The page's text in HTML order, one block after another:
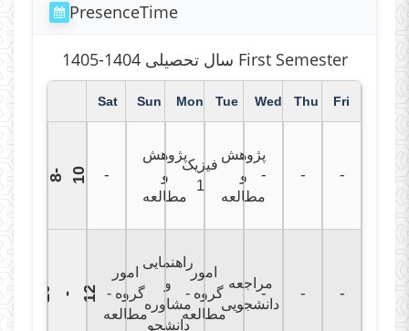
PresenceTime
سال تحصیلی 1404-1405 First Semester
Sat Sun Mon Tue Wed Thu Fri
8
-
1 0 -
پژوهش
و
مطالعه
فیزیک
1
پژوهش
و
مطالعه
- - -
1
0 -
1 2
امور
گروه -
مطالعه
راهنمایی
و
مشاوره
دانشجو
امور
گروه -
مطالعه
مراجعه
دانشجویی
- - -